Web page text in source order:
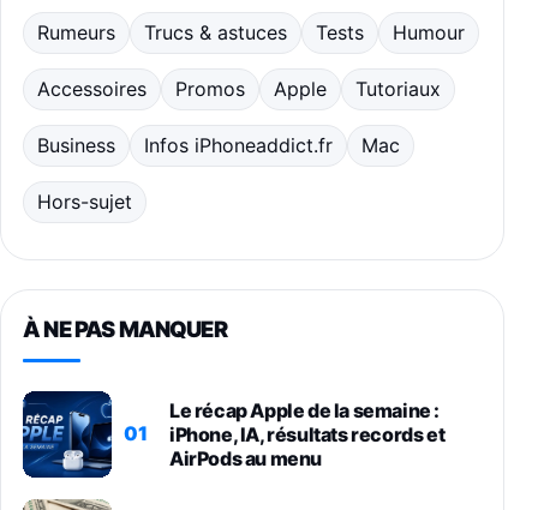
Rumeurs Trucs & astuces Tests Humour
Accessoires Promos Apple Tutoriaux
Business Infos iPhoneaddict.fr Mac
Hors-sujet
À NE PAS MANQUER
01
Le récap Apple de la semaine :
iPhone, IA, résultats records et
AirPods au menu